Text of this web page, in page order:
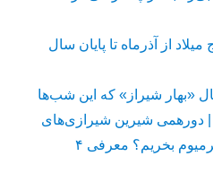
از آذرماه تا پایان سال
«بهار شیراز» که این شب‌ها
دورهمی شیرین شیرازی‌های
از کجا اکانت اسپاتیفای پرمیوم بخریم؟ معرفی ۴